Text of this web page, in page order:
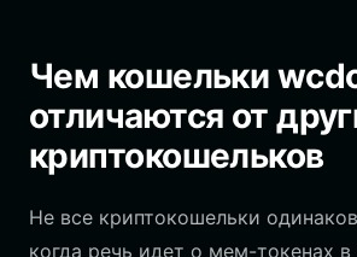
Чем кошельки
отличаются от
криптокошельков
Не все криптокошельки
когда речь идет о мем-токенах в